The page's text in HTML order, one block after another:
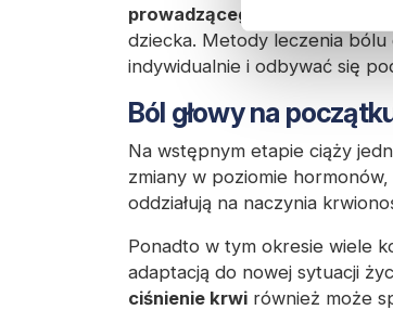
prowadzącego ciążę
, aby
dziecka. Metody leczenia bólu
indywidualnie i odbywać się
Ból głowy na
Na wstępnym etapie ciąży
zmiany w poziomie
oddziałują na naczynia
Ponadto w tym okresie wiele
adaptacją do nowej sytuacji
ciśnienie krwi również może